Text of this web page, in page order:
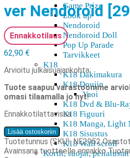
Game Prize
Look up
Nendoroid
Nendoroid Doll
Pop Up Parade
Tarvikkeet
K18
K18 Dakimakura
K18 Doujin
Yaoi
K18 Dvd & Blu-
K18 Figuuri
K18 Manga, Light
K18 Sisustus
K18 Wall scroll
Kortit, suojat, pelialustat
ver Nendoroid
Ennakkotilaus
62,90 €
Arvioitu julkaisuajankohta:
Tuote saapuu varastoomme
omasi tilaamalla jo nyt!
Ennakkotilattavissa
New
Panty
&
Lisää ostoskoriin
Tuotetunnus (SKU): NE2952
Avainsana tuotteelleennakko